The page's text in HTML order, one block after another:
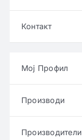
Контакт
Мој Профил
Производи
Производители